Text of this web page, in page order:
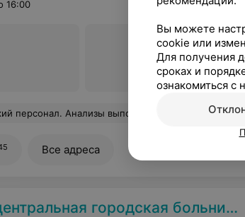
16:00
Все цены
персонал. Анализы выполнили в срок. Еще
Все адреса
городская больница
Вы можете
cookie или
Для получения
сроках и
ознакомиться с